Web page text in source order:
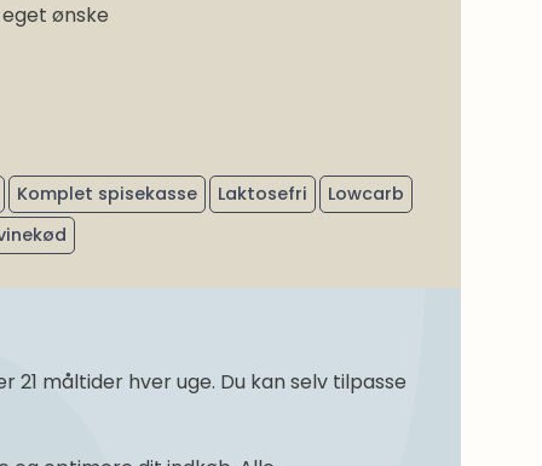
ønske
Komplet spisekasse Laktosefri
Lowcarb
måltider hver uge. Du kan selv tilpasse